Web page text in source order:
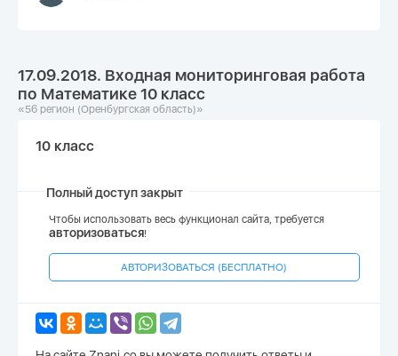
17.09.2018. Входная мониторинговая работа
по Математике 10 класс
«56 регион (Оренбургская область)»
10 класс
Полный доступ закрыт
Чтобы использовать весь функционал сайта, требуется
авторизоваться!
АВТОРИЗОВАТЬСЯ (БЕСПЛАТНО)